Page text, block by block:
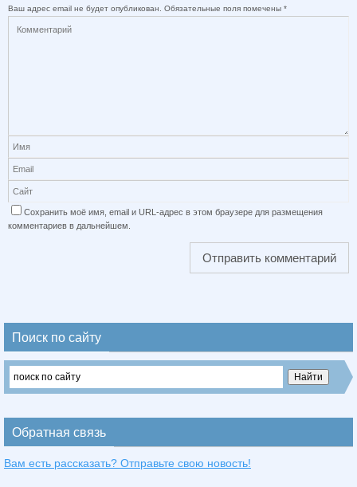
Ваш адрес email не будет опубликован. Обязательные поля помечены *
Сохранить моё имя, email и URL-адрес в этом браузере для размещения
комментариев в дальнейшем.
Поиск по сайту
Обратная связь
Вам есть рассказать? Отправьте свою новость!